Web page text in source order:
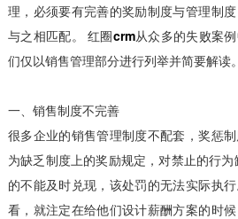
理，必须要有完善的奖励制度与管理制
与之相匹配。 红圈crm从众多的失败案
们仅以销售管理部分进行列举并简要解读。
一、销售制度不完善
很多企业的销售管理制度不配套，奖惩
为缺乏制度上的奖励规定，对禁止的行
的不能及时兑现，该处罚的无法实际执
看，就注定在给他们设计薪酬方案的时